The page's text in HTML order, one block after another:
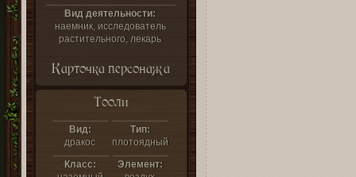
Вид деятельности:
наемник, исследователь
растительного, лекарь
Карточка персонажа
Тооли
Вид:
дракос
Тип:
плотоядный
Класс:
Элемент: